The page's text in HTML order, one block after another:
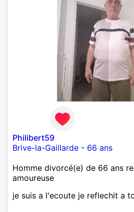
Philibert59
Brive-la-Gaillarde - 66 ans
Homme divorcé(e) de 66 ans
amoureuse
je suis a l'ecoute je reflechit a